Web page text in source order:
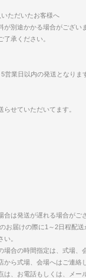
ただいたお客様へ
が別途かかる場合がござい
了承ください。
営業日以内の発送となりま
せていただいてます。
は発送が遅れる場合がご
お届けの際に1～2日程配送
。
合の時間指定は、式場、
から式場、会場へはご連絡
、お電話もしくは、メー